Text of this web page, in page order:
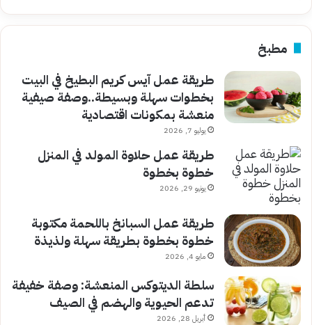
مطبخ
طريقة عمل آيس كريم البطيخ في البيت
بخطوات سهلة وبسيطة..وصفة صيفية
منعشة بمكونات اقتصادية
يوليو 7, 2026
طريقة عمل حلاوة المولد في المنزل
خطوة بخطوة
يونيو 29, 2026
طريقة عمل السبانخ باللحمة مكتوبة
خطوة بخطوة بطريقة سهلة ولذيذة
مايو 4, 2026
سلطة الديتوكس المنعشة: وصفة خفيفة
تدعم الحيوية والهضم في الصيف
أبريل 28, 2026